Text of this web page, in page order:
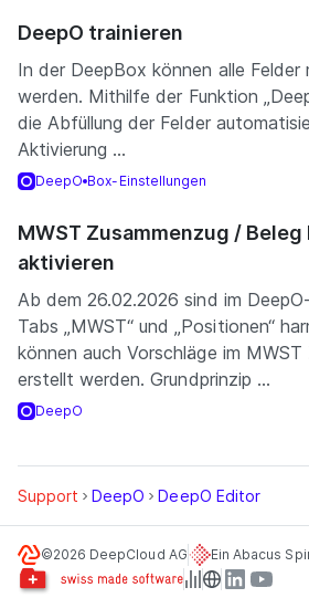
DeepO trainieren
In der DeepBox können alle Felder
werden. Mithilfe der Funktion
die Abfüllung der Felder
Aktivierung ...
DeepO Box-Einstellungen
MWST Zusammenzug /
aktivieren
Ab dem 26.02.2026 sind im
Tabs „MWST“ und „Positionen“
können auch Vorschläge im MWST
erstellt werden. Grundprinzip ...
DeepO
Support DeepO DeepO Editor
©2026 DeepCloud AG Ein Abacus